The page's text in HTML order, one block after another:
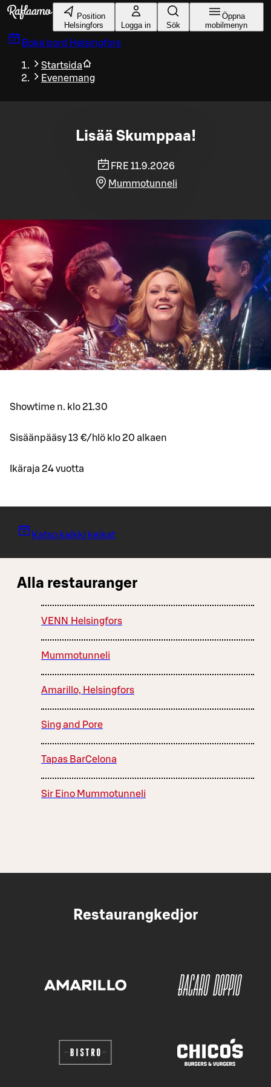
Gå till huvudinnehållet
Position
Helsingfors
Logga in Sök
Öppna
mobilmenyn
Boka bord Helsingfors
Startsida
Evenemang
Lisää Skumppaa!
FRE 11.9.2026
Mummotunneli
Showtime n. klo 21.30
Sisäänpääsy 13 €/hlö klo 20 alkaen
Ikäraja 24 vuotta
Katso kaikki keikat
Alla restauranger
VENN Helsingfors
Mummotunneli
Amarillo, Helsingfors
Sing and Pore
Tapas BarCelona
Sir Eino Mummotunneli
Restaurangkedjor